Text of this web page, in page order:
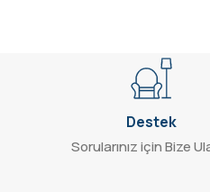
Destek
Sorularınız için Bize